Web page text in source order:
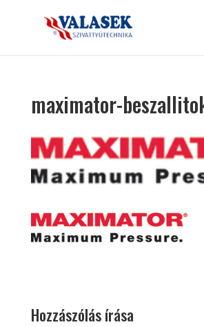
maximator-
Hozzászólás írása